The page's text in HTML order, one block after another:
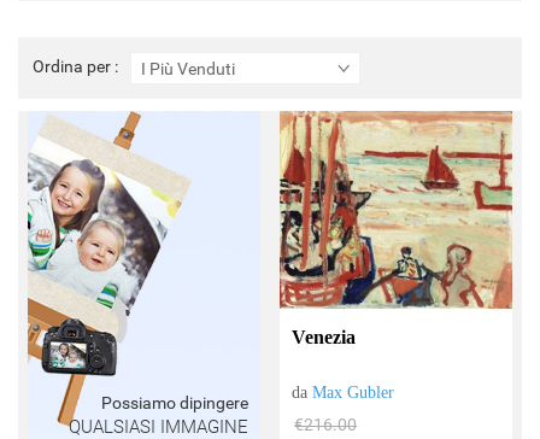
Ordina per : I Più Venduti
Ordina
per
Possiamo dipingere
QUALSIASI IMMAGINE
Venezia
daMax Gubler
€216.00